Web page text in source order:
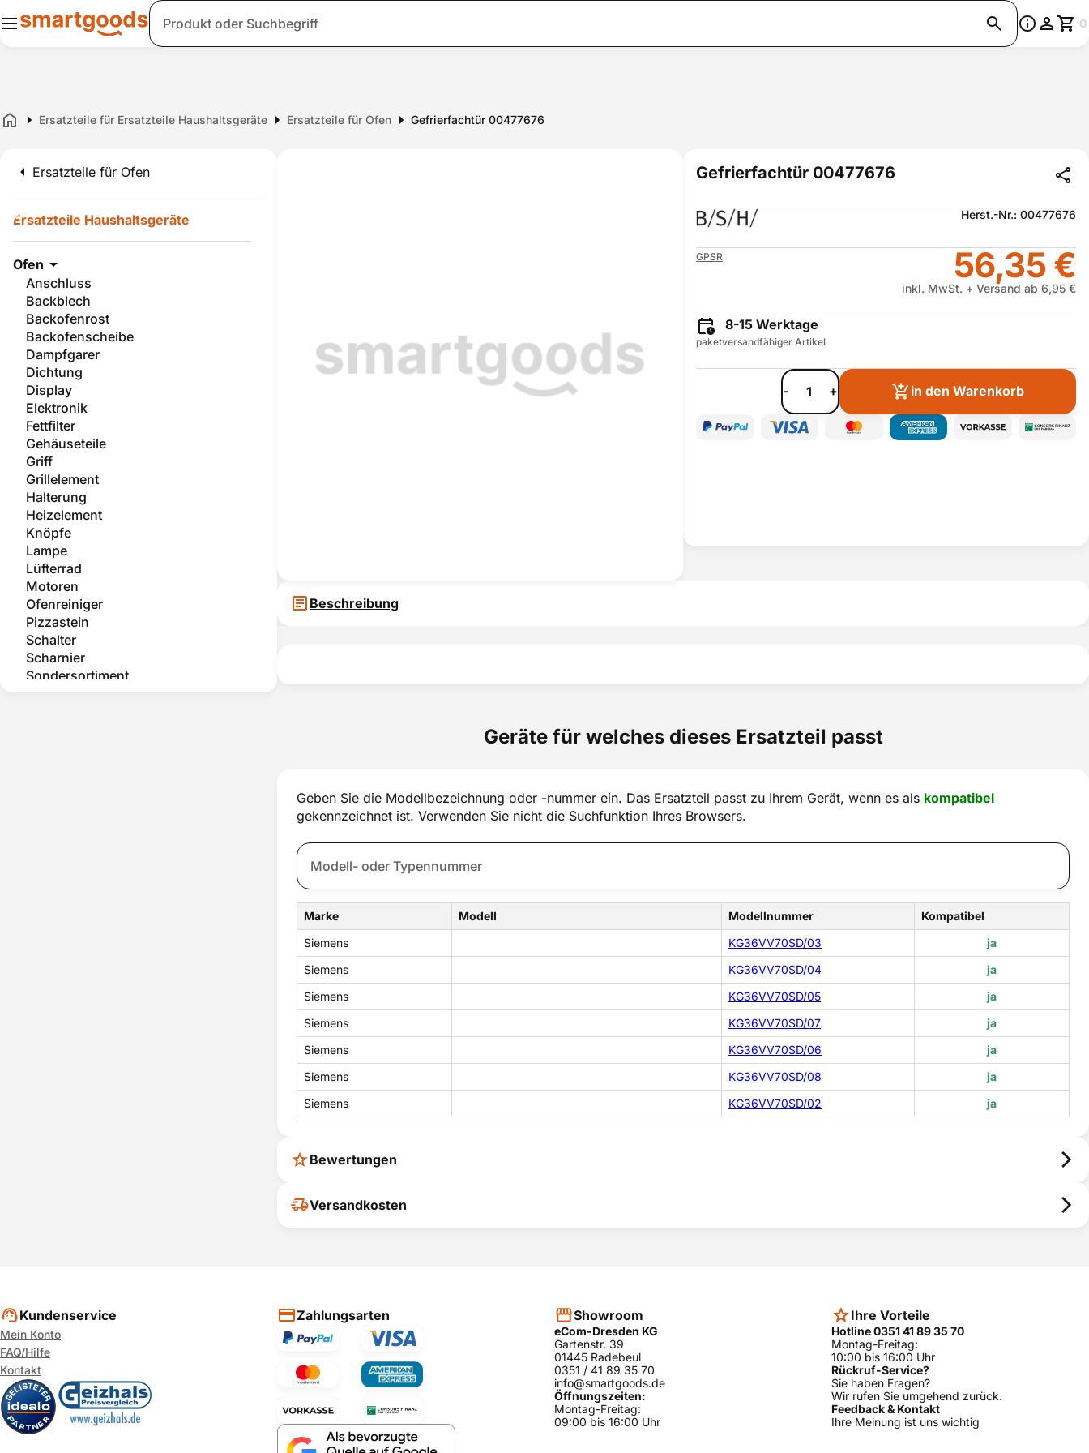
Suche 0
Home Ersatzteile für Ersatzteile Haushaltsgeräte Ersatzteile für Ofen Gefrierfachtür 00477676
Ersatzteile für Ofen
Ersatzteile Haushaltsgeräte
Ofen
Anschluss
Backblech
Backofenrost
Backofenscheibe
Dampfgarer
Dichtung
Display
Elektronik
Fettfilter
Gehäuseteile
Griff
Grillelement
Halterung
Heizelement
Knöpfe
Lampe
Lüfterrad
Motoren
Ofenreiniger
Pizzastein
Schalter
Scharnier
Sondersortiment
Gefrierfachtür 00477676
Herst.-Nr.: 00477676
GPSR 56,35 €
inkl. MwSt. + Versand ab 6,95 €
8-15 Werktage
paketversandfähiger Artikel
- + in den Warenkorb
Beschreibung
Geräte für welches dieses Ersatzteil passt
Geben Sie die Modellbezeichnung oder -nummer ein. Das Ersatzteil passt zu Ihrem Gerät, wenn es als kompatibel
gekennzeichnet ist. Verwenden Sie nicht die Suchfunktion Ihres Browsers.
Marke Modell Modellnummer
Kompatibel
Siemens
KG36VV70SD/03
ja
Siemens
KG36VV70SD/04
ja
Siemens
KG36VV70SD/05
ja
Siemens
KG36VV70SD/07
ja
Siemens
KG36VV70SD/06
ja
Siemens
KG36VV70SD/08
ja
Siemens
KG36VV70SD/02 ja
Bewertungen
Ihr Feedback hilft uns, uns ständig zu
Versandkosten
Kundenservice
Mein Konto
FAQ/Hilfe
Kontakt
Zahlungsarten Showroom
eCom-Dresden KG
Gartenstr. 39
01445 Radebeul
0351 / 41 89 35 70
info@smartgoods.de
Öffnungszeiten:
Montag-Freitag:
09:00 bis 16:00 Uhr
Ihre Vorteile
Hotline 0351 41 89 35 70
Montag-Freitag:
10:00 bis 16:00 Uhr
Rückruf-Service?
Sie haben Fragen?
Wir rufen Sie umgehend zurück.
Feedback & Kontakt
Ihre Meinung ist uns wichtig